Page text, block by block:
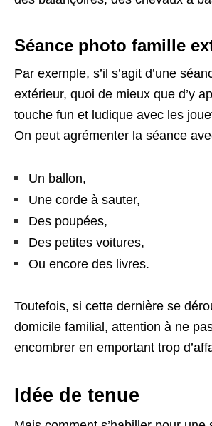
Séance photo famille
Par exemple, s’il s’agit d’une
extérieur, quoi de mieux que d’y
touche fun et ludique avec les
On peut agrémenter la séance
Un ballon,
Une corde à sauter,
Des poupées,
Des petites voitures,
Ou encore des livres.
Toutefois, si cette dernière se
domicile familial, attention à ne
encombrer en emportant trop
Idée de tenue